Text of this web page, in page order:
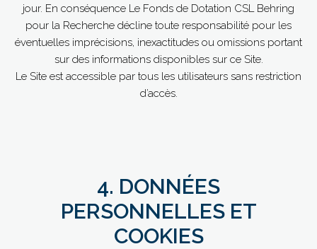
jour. En conséquence Le Fonds de Dotation CSL Behring
pour la Recherche décline toute responsabilité pour les
éventuelles imprécisions, inexactitudes ou omissions portant
sur des informations disponibles sur ce Site.
Le Site est accessible par tous les utilisateurs sans restriction
d’accès.
4. DONNÉES
PERSONNELLES ET
COOKIES